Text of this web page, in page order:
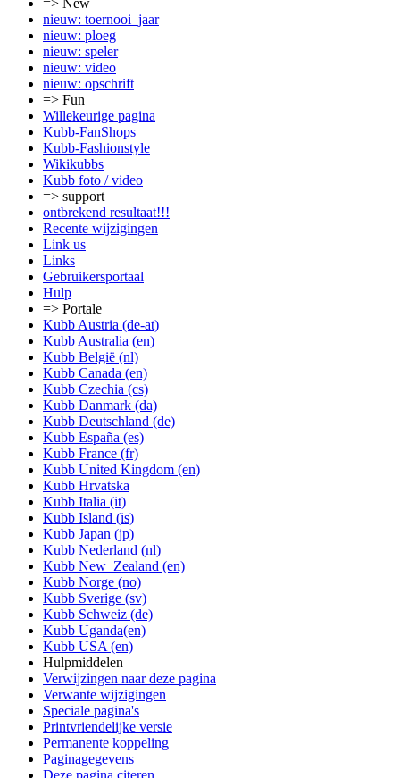
=> New
nieuw: toernooi_jaar
nieuw: ploeg
nieuw: speler
nieuw: video
nieuw: opschrift
=> Fun
Willekeurige pagina
Kubb-FanShops
Kubb-Fashionstyle
Wikikubbs
Kubb foto / video
=> support
ontbrekend resultaat!!!
Recente wijzigingen
Link us
Links
Gebruikersportaal
Hulp
=> Portale
Kubb Austria (de-at)
Kubb Australia (en)
Kubb België (nl)
Kubb Canada (en)
Kubb Czechia (cs)
Kubb Danmark (da)
Kubb Deutschland (de)
Kubb España (es)
Kubb France (fr)
Kubb United Kingdom (en)
Kubb Hrvatska
Kubb Italia (it)
Kubb Island (is)
Kubb Japan (jp)
Kubb Nederland (nl)
Kubb New_Zealand (en)
Kubb Norge (no)
Kubb Sverige (sv)
Kubb Schweiz (de)
Kubb Uganda(en)
Kubb USA (en)
Hulpmiddelen
Verwijzingen naar deze pagina
Verwante wijzigingen
Speciale pagina's
Printvriendelijke versie
Permanente koppeling
Paginagegevens